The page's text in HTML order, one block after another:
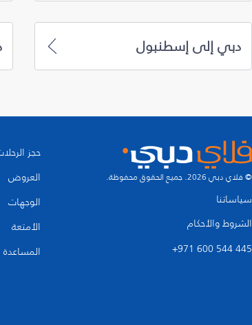
دبي إلى إسطنبول
© فلاي دبي 2026. جميع الحقوق محفوظة.
سياساتنا
الشروط والأحكام
+971 600 544 445
حجز
العروض
الوجهات
الأمتعة
المساعدة